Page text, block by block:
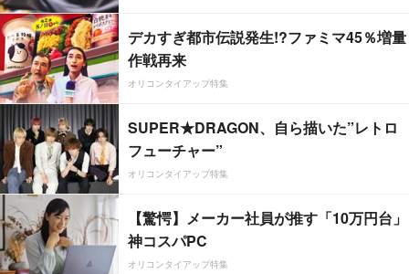
デカすぎ都市伝説発生!?ファミマ45％増量
作戦再来
オリコンタイアップ特集
SUPER★DRAGON、自ら描いた”レトロ
フューチャー”
オリコンタイアップ特集
【驚愕】メーカー社員が推す「10万円台」
神コスパPC
オリコンタイアップ特集